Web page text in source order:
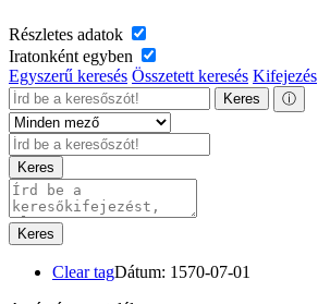
Részletes adatok
Iratonként egyben
Egyszerű keresés Összetett keresés Kifejezés
Keres ⓘ
Keres
Keres
Clear tagDátum: 1570-07-01